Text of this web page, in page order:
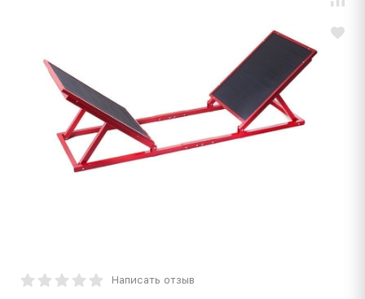
Написать отзыв